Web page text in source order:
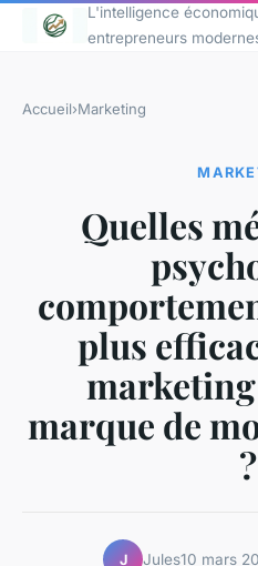
L'intelligence
entrepreneurs
Accueil›Marketing
Quelles
plus
marque de
?
J Jules10 mars